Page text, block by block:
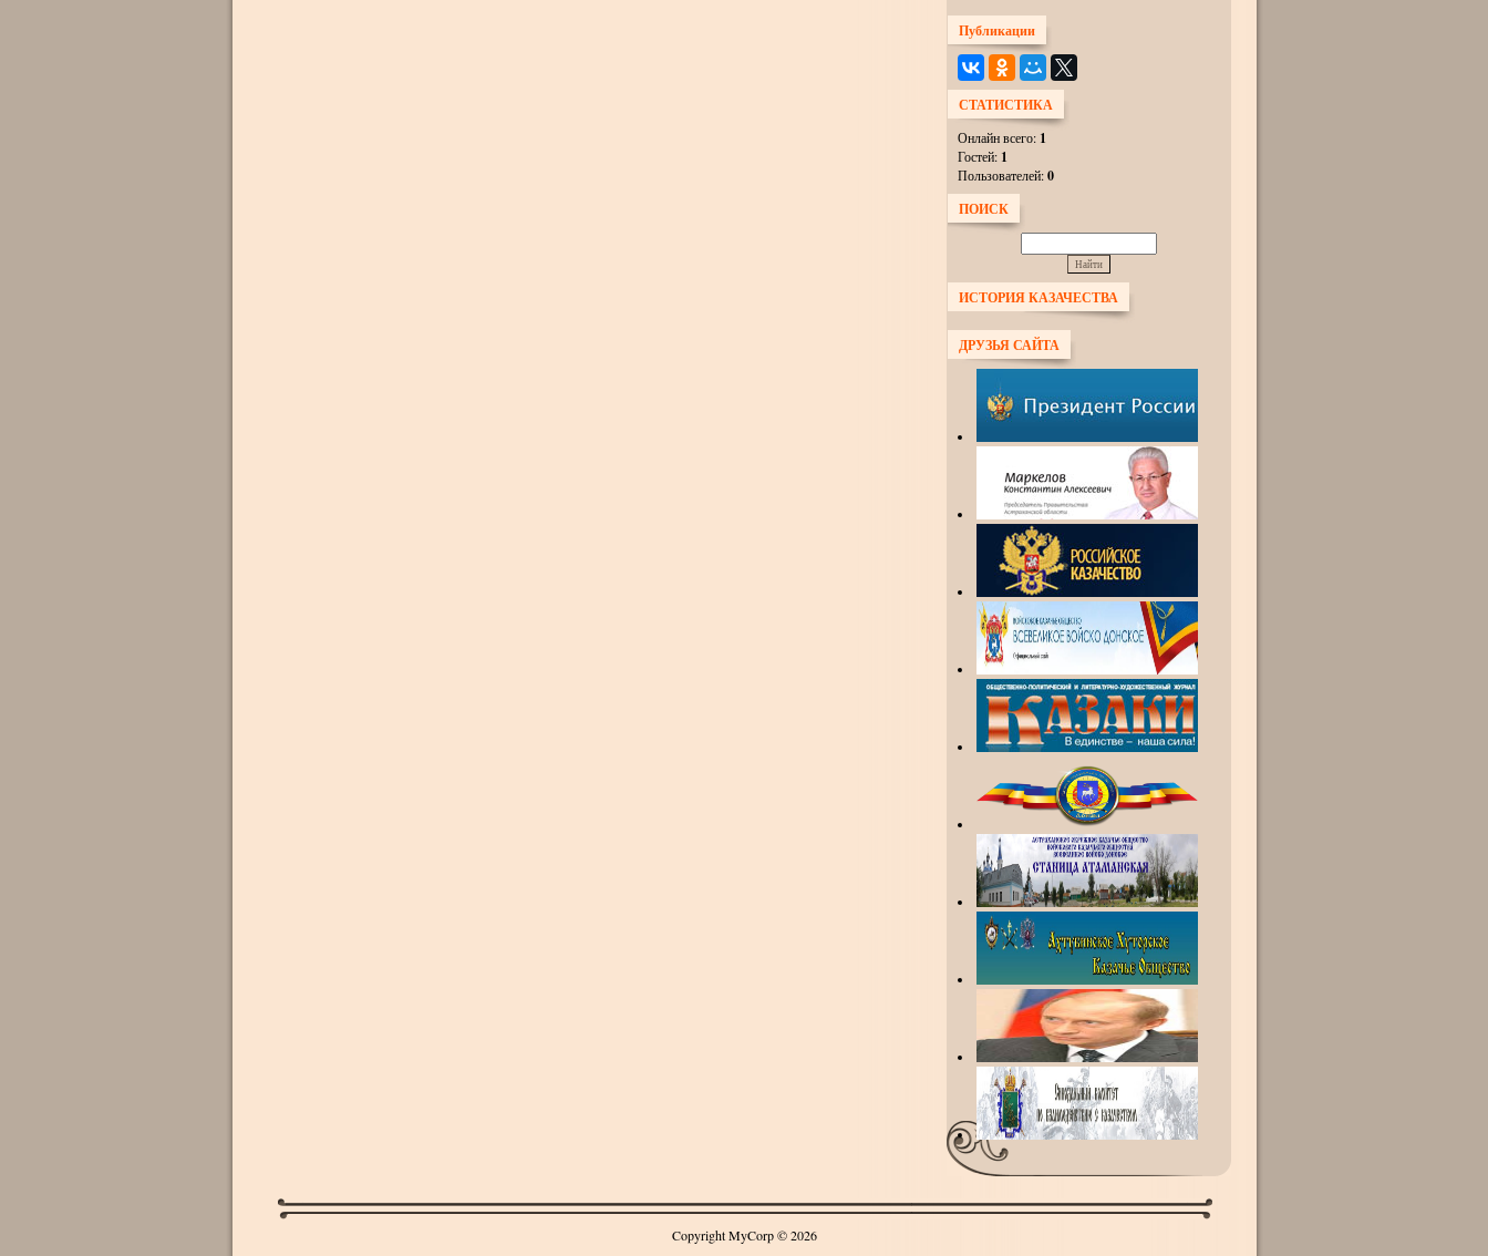
Публикации
СТАТИСТИКА
Онлайн всего: 1
Гостей: 1
Пользователей:0
ПОИСК
ИСТОРИЯ КАЗАЧЕСТВА
ДРУЗЬЯ САЙТА
Copyright MyCorp © 2026